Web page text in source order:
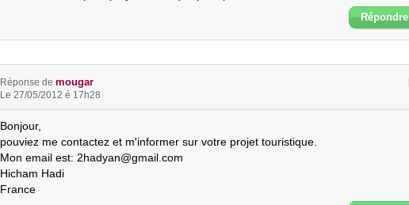
Répondre
Réponse de mougar
Le 27/05/2012 é 17h28
Bonjour,
pouviez me contactez et m'informer sur votre projet touristique.
Mon email est: 2hadyan@gmail.com
Hicham Hadi
France